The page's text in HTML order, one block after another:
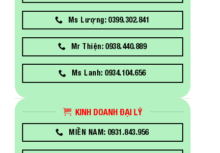
Ms Lượng: 0399.302.841
Mr Thiện: 0938.440.889
Ms Lanh: 0934.104.656
KINH DOANH ĐẠI LÝ
MIỀN NAM: 0931.843.956